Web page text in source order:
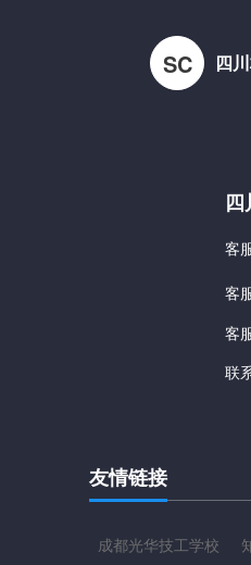
SC 四
客
客
客
联
友情链接
成都光华技工学校